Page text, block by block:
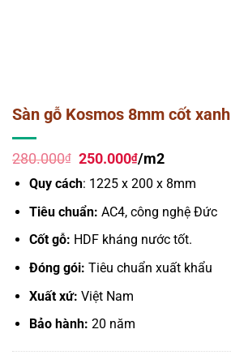
Sàn gỗ Kosmos 8mm cốt xanh
280.000₫ Giá
là:
250.000₫Giá
tại
250.000₫.
/m2
Quy cách: 1225 x 200 x 8mm
Tiêu chuẩn: AC4, công nghệ Đức
Cốt gỗ: HDF kháng nước tốt.
Đóng gói: Tiêu chuẩn xuất khẩu
Xuất xứ: Việt Nam
Bảo hành: 20 năm